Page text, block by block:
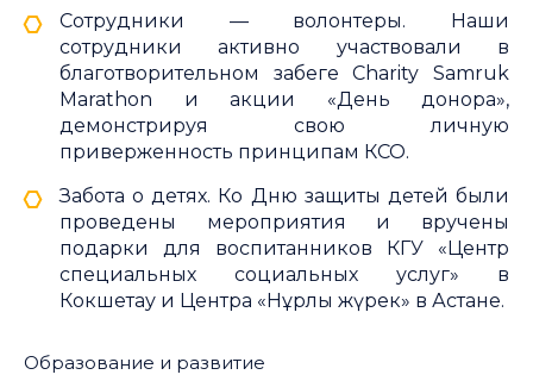
Сотрудники — волонтеры. Наши
сотрудники активно участвовали в
благотворительном забеге Charity Samruk
Marathon и акции «День донора»,
демонстрируя свою личную
приверженность принципам КСО.
Забота о детях. Ко Дню защиты детей были
проведены мероприятия и вручены
подарки для воспитанников КГУ «Центр
специальных социальных услуг» в
Кокшетау и Центра «Нұрлы жүрек» в Астане.
Образование и развитие